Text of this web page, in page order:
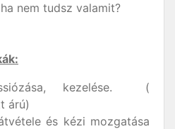
nem tudsz valamit?
kezelése. (
árú)
és kézi mozgatása